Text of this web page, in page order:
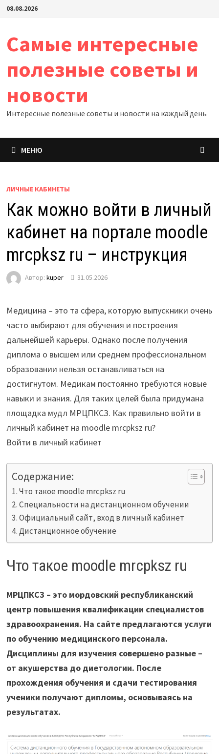
Перейти
08.08.2026
Самые интересные
полезные советы и
новости
Интересные полезные советы и новости на каждый день
МЕНЮ
ЛИЧНЫЕ КАБИНЕТЫ
Как можно войти в личный
кабинет на портале moodle
mrcpksz ru – инструкция
Автор: kuper 31.05.2026
Медицина – это та сфера, которую выпускники очень
часто выбирают для обучения и построения
дальнейшей карьеры. Однако после получения
диплома о высшем или среднем профессиональном
образовании нельзя останавливаться на
достигнутом. Медикам постоянно требуются новые
навыки и знания. Для таких целей была придумана
площадка мудл МРЦПКСЗ. Как правильно войти в
личный кабинет на moodle mrcpksz ru?
Войти в личный кабинет
Содержание:
Что такое moodle mrcpksz ru
Специальности на дистанционном обучении
Официальный сайт, вход в личный кабинет
Дистанционное обучение
Что такое moodle mrcpksz ru
МРЦПКСЗ – это мордовский республиканский
центр повышения квалификации специалистов
здравоохранения. На сайте предлагаются услуги
по обучению медицинского персонала.
Дисциплины для изучения совершено разные –
от акушерства до диетологии. После
прохождения обучения и сдачи тестирования
ученики получают дипломы, основываясь на
результатах.